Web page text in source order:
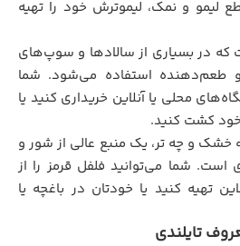
لیمو و نمک، لیموترش خود را تهیه
که در بسیاری از سالاد‌ها و سوپ‌های
و طعم‌دهنده استفاده می‌شود. شما
محلی یا آنلاین خریداری کنید یا
خود کشت کنید.
خشک و چه تر، یک منبع عالی از شور و
است. شما می‌توانید فلفل قرمز را از
تهیه کنید یا خودتان در باغچه یا
تایلندی